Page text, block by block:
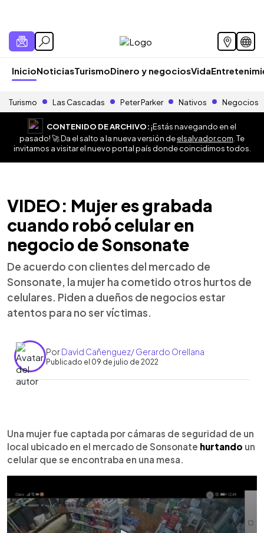
InicioNoticiasTurismoDinero y negociosVida
Turismo Las Cascadas Peter Parker Nativos Negocios
CONTENIDO DE ARCHIVO:¡Estás navegando en el
pasado! 🚀 Da el salto a la nueva versión deelsalvador.com . Te
invitamos a visitar el nuevo portal país donde coincidimos todos.
VIDEO: Mujer es grabada
cuando robó celular en
negocio de Sonsonate
De acuerdo con clientes del mercado de
Sonsonate, la mujer ha cometido otros hurtos de
celulares. Piden a dueños de negocios estar
atentos para no ser víctimas.
PorDavid Cañenguez/ Gerardo Orellana
Publicado el 09 de julio de 2022
► Escuchar artículo
Una mujer fue captada por cámaras de seguridad de un
local ubicado en el mercado de Sonsonate hurtando un
celular que se encontraba en una mesa.